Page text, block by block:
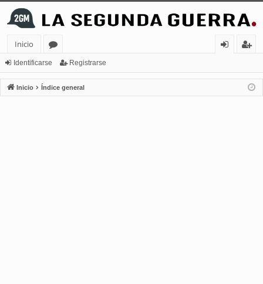
Inicio
or
os
nt
ifi
ist
ra
Identificarse Registrarse
Inicio Índice general